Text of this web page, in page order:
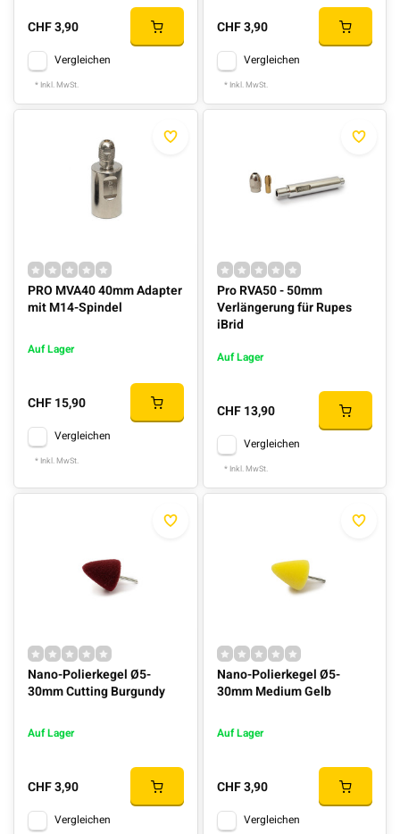
CHF 3,90
Vergleichen
* Inkl. MwSt.
CHF 3,90
Vergleichen
* Inkl. MwSt.
PRO MVA40 40mm Adapter
mit M14-Spindel
Auf Lager
CHF 15,90
Vergleichen
* Inkl. MwSt.
Pro RVA50 - 50mm
Verlängerung für Rupes
iBrid
Auf Lager
CHF 13,90
Vergleichen
* Inkl. MwSt.
Nano-Polierkegel Ø5-
30mm Cutting Burgundy
Auf Lager
CHF 3,90
Vergleichen
Nano-Polierkegel Ø5-
30mm Medium Gelb
Auf Lager
CHF 3,90
Vergleichen